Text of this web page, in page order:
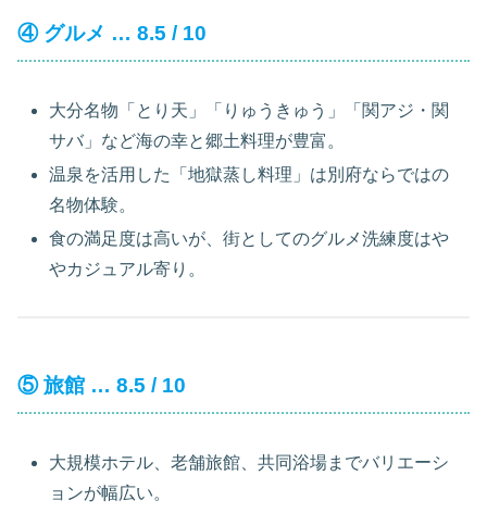
④ グルメ … 8.5 / 10
大分名物「とり天」「りゅうきゅう」「関アジ・関
サバ」など海の幸と郷土料理が豊富。
温泉を活用した「地獄蒸し料理」は別府ならではの
名物体験。
食の満足度は高いが、街としてのグルメ洗練度はや
やカジュアル寄り。
⑤ 旅館 … 8.5 / 10
大規模ホテル、老舗旅館、共同浴場までバリエーシ
ョンが幅広い。